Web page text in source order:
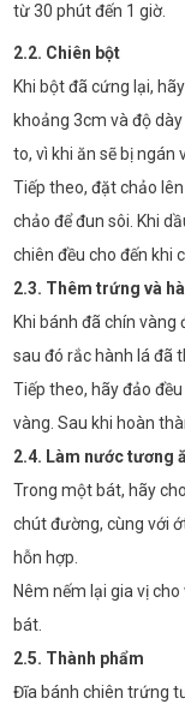
từ 30 phút đến 1 giờ.
2.2. Chiên bột
Khi bột đã cứng lại,
khoảng 3cm và độ
to, vì khi ăn sẽ bị ngán
Tiếp theo, đặt chảo
chảo để đun sôi. Khi
chiên đều cho đến khi
2.3. Thêm trứng và
Khi bánh đã chín
sau đó rắc hành lá đã
Tiếp theo, hãy đảo
vàng. Sau khi hoàn
2.4. Làm nước tương
Trong một bát, hãy
chút đường, cùng với
hỗn hợp.
Nêm nếm lại gia vị
bát.
2.5. Thành phẩm
Đĩa bánh chiên trứng